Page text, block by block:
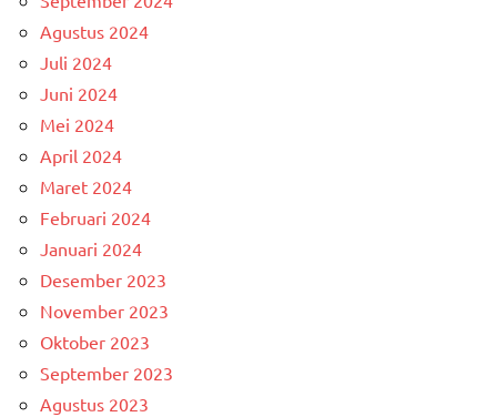
Agustus 2024
Juli 2024
Juni 2024
Mei 2024
April 2024
Maret 2024
Februari 2024
Januari 2024
Desember 2023
November 2023
Oktober 2023
September 2023
Agustus 2023